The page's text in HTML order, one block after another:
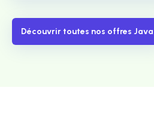
Découvrir toutes nos offres Java